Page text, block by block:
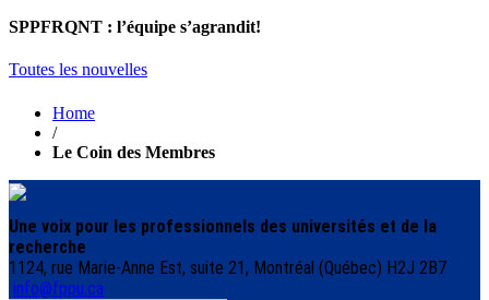
SPPFRQNT : l’équipe s’agrandit!
Toutes les nouvelles
Home
/
Le Coin des Membres
Une voix pour les professionnels des universités et de la
recherche
1124, rue Marie-Anne Est, suite 21, Montréal (Québec) H2J 2B7
info@fppu.ca